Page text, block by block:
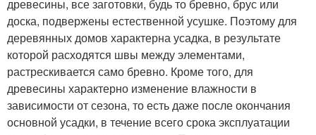
древесины, все заготовки, будь то бревно, брус или
доска, подвержены естественной усушке. Поэтому для
деревянных домов характерна усадка, в результате
которой расходятся швы между элементами,
растрескивается само бревно. Кроме того, для
древесины характерно изменение влажности в
зависимости от сезона, то есть даже после окончания
основной усадки, в течение всего срока эксплуатации